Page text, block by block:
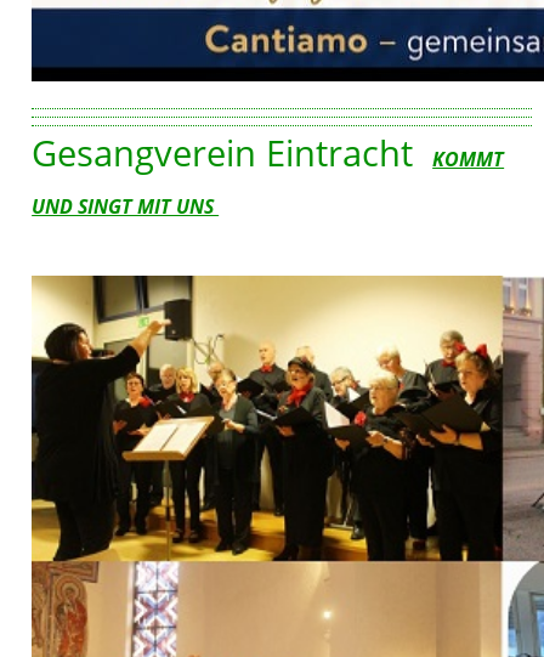
Gesangverein EintrachtKOMMT
UND SINGT MIT UNS